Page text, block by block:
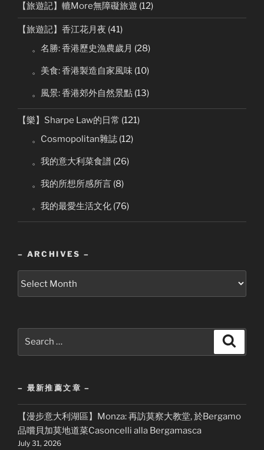
【旅遊記】轆More無障礙旅遊 (12)
【旅遊記】香江花月夜 (41)
。名勝: 香港歷史漁農歲月 (28)
。美食: 香港製造自家風味 (10)
。風景: 香港郊外自然景點 (13)
【樂】Sharpe Law的日常 (121)
。Cosmopolitan雜誌 (12)
。我的意大利菜食譜 (26)
。我的所想所感所言 (8)
。我的最愛生活文化 (76)
– ARCHIVES –
– 最新推薦文章 –
【漫步意大利湖區】Monza: 再訪莫察大教堂, 於Bergamo
品嚐貝加莫地道菜Casoncelli alla Bergamasca
July 31, 2026